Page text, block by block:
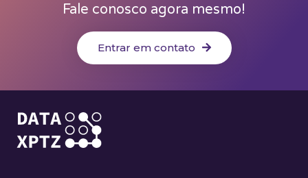
Fale conosco agora mesmo!
Entrar em contato